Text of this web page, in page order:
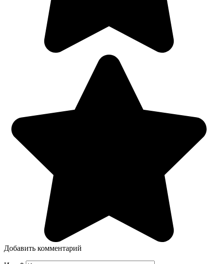
Добавить комментарий